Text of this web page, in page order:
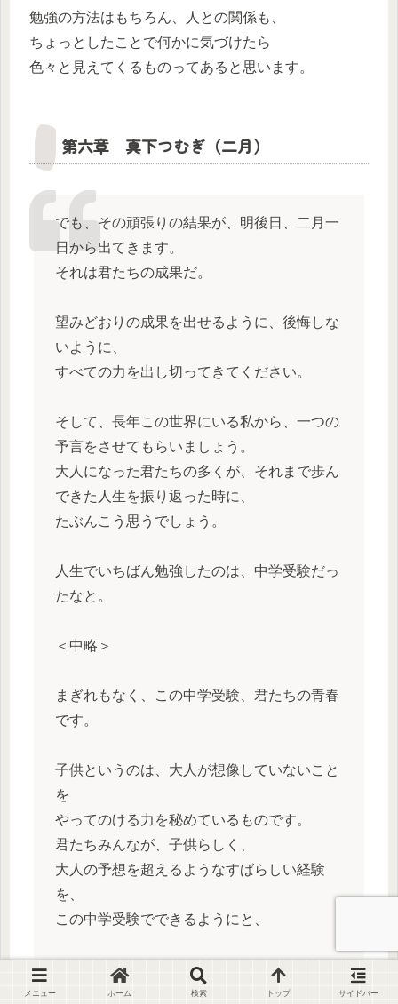
勉強の方法はもちろん、人との関係も、
ちょっとしたことで何かに気づけたら
色々と見えてくるものってあると思います。
第六章 真下つむぎ（二月）
でも、その頑張りの結果が、明後日、二月一
日から出てきます。
それは君たちの成果だ。
望みどおりの成果を出せるように、後悔しな
いように、
すべての力を出し切ってきてください。
そして、長年この世界にいる私から、一つの
予言をさせてもらいましょう。
大人になった君たちの多くが、それまで歩ん
できた人生を振り返った時に、
たぶんこう思うでしょう。
人生でいちばん勉強したのは、中学受験だっ
たなと。
＜中略＞
まぎれもなく、この中学受験、君たちの青春
です。
子供というのは、大人が想像していないこと
を
やってのける力を秘めているものです。
君たちみんなが、子供らしく、
大人の予想を超えるようなすばらしい経験
を、
この中学受験でできるようにと、
私とここにいる先生たち、
そしてみなさんのご家族が、
メニュー ホーム 検索 トップ サイドバー